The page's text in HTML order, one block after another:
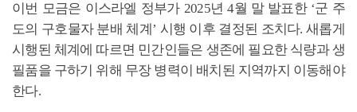
이번 모금은 이스라엘 정부가 2025년 4월 말 발표한 ‘군 주
도의 구호물자 분배 체계’ 시행 이후 결정된 조치다. 새롭게
시행된 체계에 따르면 민간인들은 생존에 필요한 식량과 생
필품을 구하기 위해 무장 병력이 배치된 지역까지 이동해야
한다.